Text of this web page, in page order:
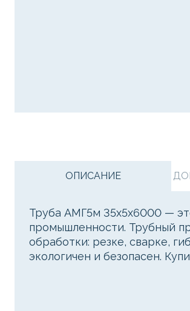
ОПИСАНИЕ
Труба АМГ5м 35х5х6000 —
промышленности. Трубный
обработки: резке, сварке,
экологичен и безопасен.